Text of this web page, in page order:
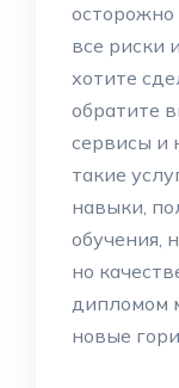
все риски
хотите
обратите
сервисы и
такие
навыки,
обучения,
но
дипломом
новые